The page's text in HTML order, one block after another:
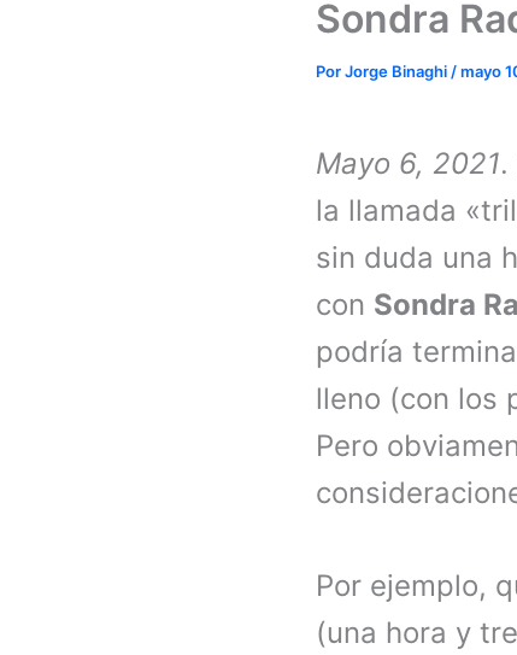
Sondra
PorJorge Binaghi /mayo
Mayo 6, 2021
la llamada
sin duda una
con Sondra
podría
lleno (con los
Pero
Por ejemplo,
(una hora y